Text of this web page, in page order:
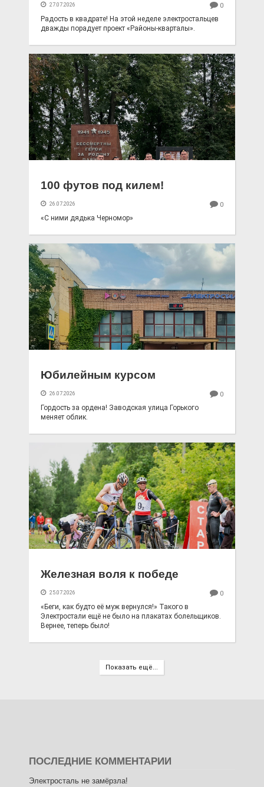
27.07.2026 0
Радость в квадрате! На этой неделе электростальцев
дважды порадует проект «Районы-кварталы».
100 футов под килем!
26.07.2026 0
«С ними дядька Черномор»
Юбилейным курсом
26.07.2026 0
Гордость за ордена! Заводская улица Горького
меняет облик.
Железная воля к победе
25.07.2026 0
«Беги, как будто её муж вернулся!» Такого в
Электростали ещё не было на плакатах болельщиков.
Вернее, теперь было!
Показать ещё...
ПОСЛЕДНИЕ КОММЕНТАРИИ
Электросталь не замёрзла!